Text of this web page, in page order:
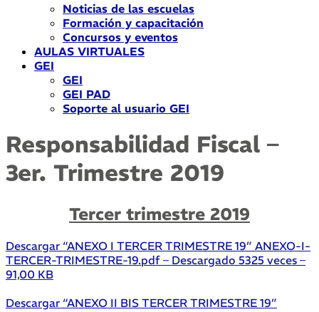
Noticias de las escuelas
Formación y capacitación
Concursos y eventos
AULAS VIRTUALES
GEI
GEI
GEI PAD
Soporte al usuario GEI
Responsabilidad Fiscal –
3er. Trimestre 2019
Tercer trimestre 2019
Descargar “ANEXO I TERCER TRIMESTRE 19” ANEXO-I-
TERCER-TRIMESTRE-19.pdf – Descargado 5325 veces –
91,00 KB
Descargar “ANEXO II BIS TERCER TRIMESTRE 19”